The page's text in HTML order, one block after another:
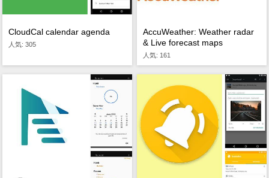
CloudCal calendar agenda
人気: 305
AccuWeather: Weather radar
& Live forecast maps
人気: 161